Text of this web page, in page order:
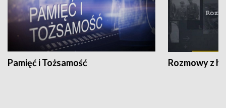
Pamięć i Tożsamość Rozmowy z